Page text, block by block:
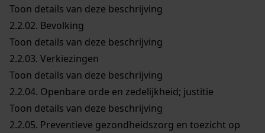
Toon details van deze beschrijving
2.2.02. Bevolking
Toon details van deze beschrijving
2.2.03. Verkiezingen
Toon details van deze beschrijving
2.2.04. Openbare orde en zedelijkheid; justitie
Toon details van deze beschrijving
2.2.05. Preventieve gezondheidszorg en toezicht op